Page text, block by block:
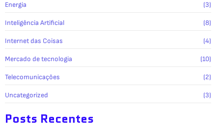
Energia (3)
Inteligência Artificial (8)
Internet das Coisas (4)
Mercado de tecnologia (10)
Telecomunicações (2)
Uncategorized (3)
Posts Recentes